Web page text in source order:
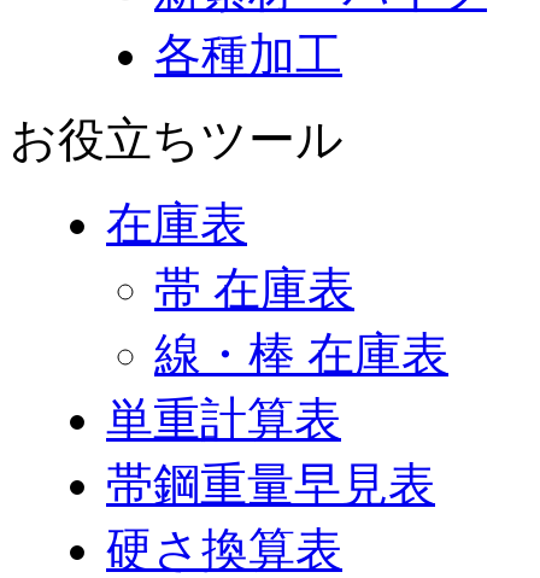
各種加工
お役立ちツール
在庫表
帯 在庫表
線・棒 在庫表
単重計算表
帯鋼重量早見表
硬さ換算表